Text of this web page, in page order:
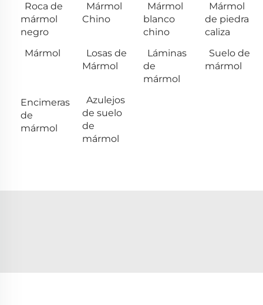
Roca de
mármol
negro
Mármol
Chino
Mármol
blanco
chino
Mármol
de piedra
caliza
Mármol
Losas de
Mármol
Láminas
de
mármol
Suelo de
mármol
Encimeras
de
mármol
Azulejos
de suelo
de
mármol